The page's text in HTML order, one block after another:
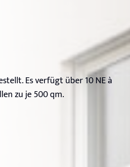
Es verfügt über 10 NE à
zu je 500 qm.